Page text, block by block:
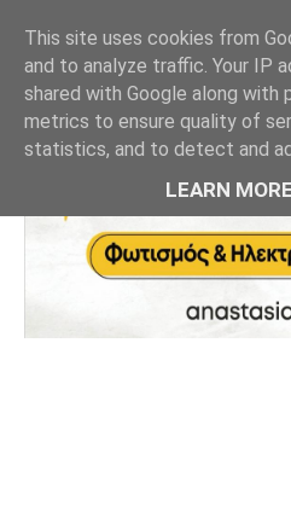
This site uses cookies from
and to analyze traffic. Your IP
shared with Google along with
metrics to ensure quality of
statistics, and to detect and
LEARN MORE